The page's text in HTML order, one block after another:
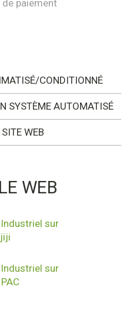
CONDITIONNÉ
SYSTÈME AUTOMATISÉ
WEB
WEB